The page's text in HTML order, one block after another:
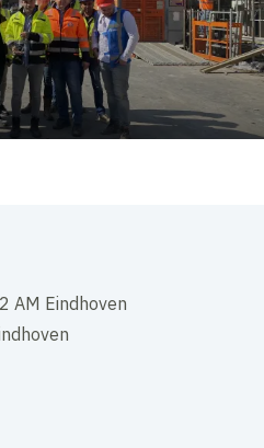
AM Eindhoven